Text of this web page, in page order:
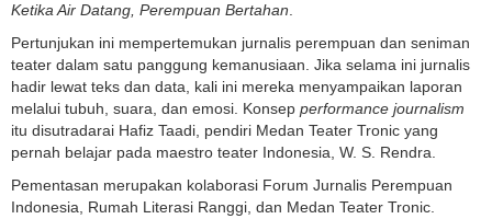
Ketika Air Datang, Perempuan Bertahan.
Pertunjukan ini mempertemukan jurnalis perempuan dan seniman
teater dalam satu panggung kemanusiaan. Jika selama ini jurnalis
hadir lewat teks dan data, kali ini mereka menyampaikan laporan
melalui tubuh, suara, dan emosi. Konsep performance journalism
itu disutradarai Hafiz Taadi, pendiri Medan Teater Tronic yang
pernah belajar pada maestro teater Indonesia, W. S. Rendra.
Pementasan merupakan kolaborasi Forum Jurnalis Perempuan
Indonesia, Rumah Literasi Ranggi, dan Medan Teater Tronic.